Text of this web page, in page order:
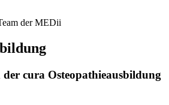
der MEDii
cura Osteopathieausbildung